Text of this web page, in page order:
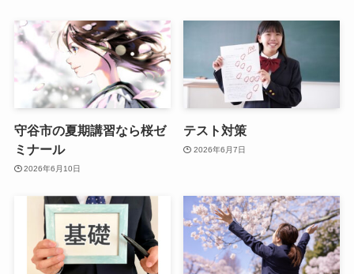
守谷市の夏期講習なら桜ゼ
ミナール
2026年6月10日
テスト対策
2026年6月7日